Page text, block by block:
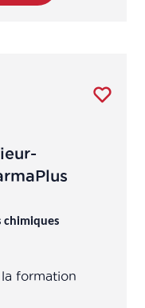
affaires
(prix,
de
Health
Research
chimiques
formation